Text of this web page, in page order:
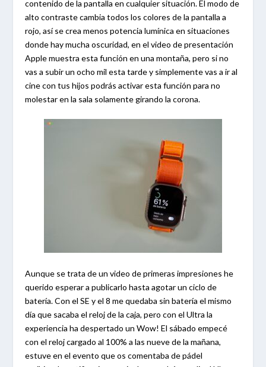
contenido de la pantalla en cualquier situación. El modo de
alto contraste cambia todos los colores de la pantalla a
rojo, así se crea menos potencia lumínica en situaciones
donde hay mucha oscuridad, en el video de presentación
Apple muestra esta función en una montaña, pero si no
vas a subir un ocho mil esta tarde y simplemente vas a ir al
cine con tus hijos podrás activar esta función para no
molestar en la sala solamente girando la corona.
Aunque se trata de un video de primeras impresiones he
querido esperar a publicarlo hasta agotar un ciclo de
batería. Con el SE y el 8 me quedaba sin batería el mismo
día que sacaba el reloj de la caja, pero con el Ultra la
experiencia ha despertado un Wow! El sábado empecé
con el reloj cargado al 100% a las nueve de la mañana,
estuve en el evento que os comentaba de pádel